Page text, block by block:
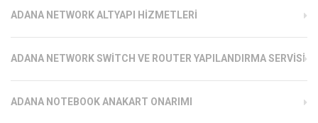
ADANA NETWORK ALTYAPI HIZMETLERI
ADANA NETWORK SWITCH VE ROUTER YAPILANDIRMA SERVISI
ADANA NOTEBOOK ANAKART ONARIMI